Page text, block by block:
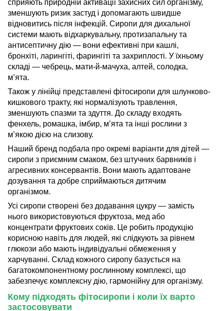
сприяють природній активації захисних сил організму,
зменшують ризик застуд і допомагають швидше
відновитись після інфекцій. Сиропи для дихальної
системи мають відхаркувальну, протизапальну та
антисептичну дію — вони ефективні при кашлі,
бронхіті, ларингіті, фарингіті та захриплості. У їхньому
складі — чебрець, мати-й-мачуха, алтей, солодка,
м’ята.
Також у лінійці представлені фітосиропи для шлунково-
кишкового тракту, які нормалізують травлення,
зменшують спазми та здуття. До складу входять
фенхель, ромашка, імбир, м’ята та інші рослини з
м’якою дією на слизову.
Наший бренд подбала про окремі варіанти для дітей —
сиропи з приємним смаком, без штучних барвників і
агресивних консервантів. Вони мають адаптоване
дозування та добре сприймаються дитячим
організмом.
Усі сиропи створені без додавання цукру — замість
нього використовуються фруктоза, мед або
концентрати фруктових соків. Це робить продукцію
корисною навіть для людей, які слідкують за рівнем
глюкози або мають індивідуальні обмеження у
харчуванні. Склад кожного сиропу базується на
багатокомпонентному рослинному комплексі, що
забезпечує комплексну дію, гармонійну для організму.
Кому підходять фітосиропи і коли їх варто
застосовувати